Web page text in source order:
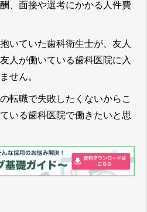
、面接や選考にかかる人件費
いていた歯科衛生士が、友人
人が働いている歯科医院に入
せん。
転職で失敗したくないからこ
いる歯科医院で働きたいと思